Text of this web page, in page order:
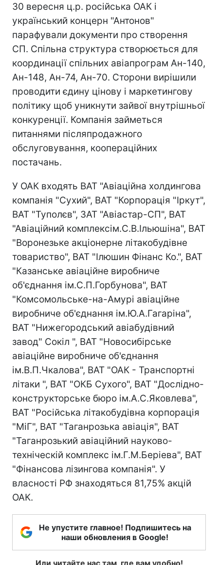
30 вересня ц.р. російська ОАК і
український концерн "Антонов"
парафували документи про створення
СП. Спільна структура створюється для
координації спільних авіапрограм Ан-140,
Ан-148, Ан-74, Ан-70. Сторони вирішили
проводити єдину цінову і маркетингову
політику щоб уникнути зайвої внутрішньої
конкуренції. Компанія займеться
питаннями післяпродажного
обслуговування, коопераційних
постачань.
У ОАК входять ВАТ "Авіаційна холдингова
компанія "Сухий", ВАТ "Корпорація "Іркут",
ВАТ "Туполєв", ЗАТ "Авіастар-СП", ВАТ
"Авіаційний комплексім.С.В.Ільюшіна", ВАТ
"Воронезьке акціонерне літакобудівне
товариство", ВАТ "Ілюшин Фінанс Ко.", ВАТ
"Казанське авіаційне виробниче
об'єднання ім.С.П.Горбунова", ВАТ
"Комсомольське-на-Амурі авіаційне
виробниче об'єднання ім.Ю.А.Гагаріна",
ВАТ "Нижегородський авіабудівний
завод" Сокіл ", ВАТ "Новосибірське
авіаційне виробниче об'єднання
ім.В.П.Чкалова", ВАТ "ОАК - Транспортні
літаки ", ВАТ "ОКБ Сухого", ВАТ "Дослідно-
конструкторське бюро ім.А.С.Яковлева",
ВАТ "Російська літакобудівна корпорація
"МіГ", ВАТ "Таганрозька авіація", ВАТ
"Таганрозький авіаційний науково-
техніческій комплекс ім.Г.М.Беріева", ВАТ
"Фінансова лізингова компанія". У
власності РФ знаходяться 81,75% акцій
ОАК.
Не упустите главное! Подпишитесь на
наши обновления в Google!
Или читайте нас там, где вам удобно!